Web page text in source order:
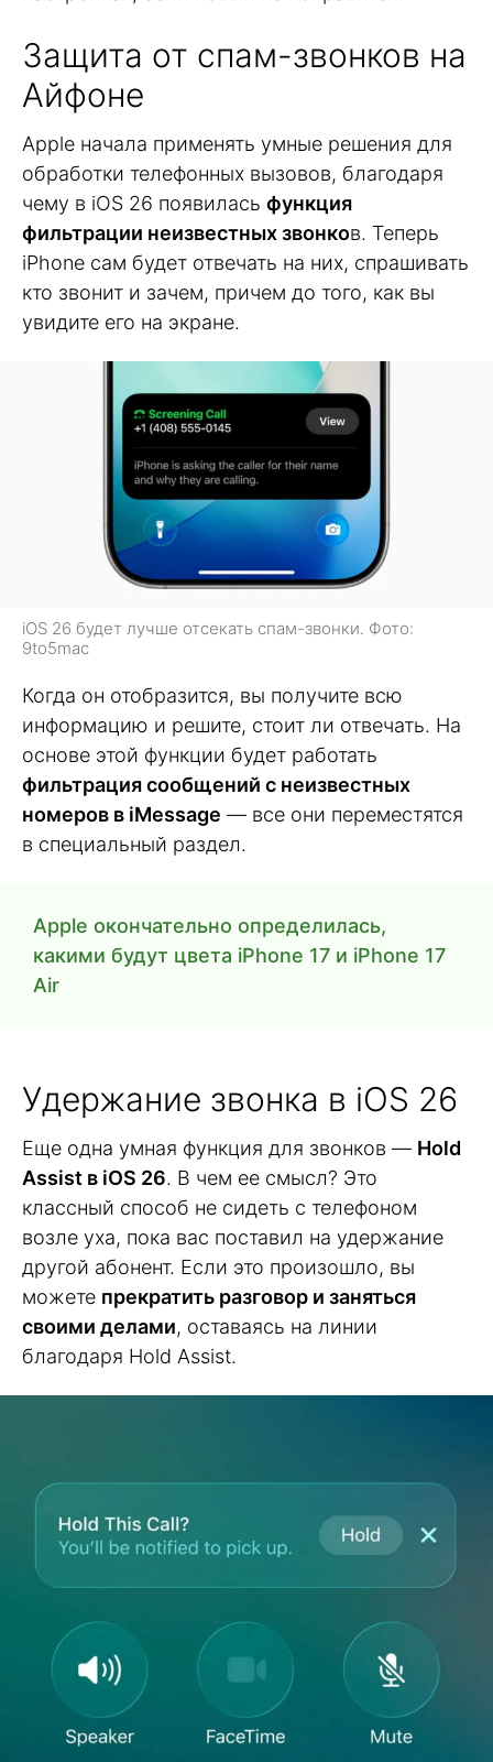
Защита от спам-звонков на
Айфоне
Apple начала применять умные решения для
обработки телефонных вызовов, благодаря
чему в iOS 26 появилась функция
фильтрации неизвестных звонков. Теперь
iPhone сам будет отвечать на них, спрашивать
кто звонит и зачем, причем до того, как вы
увидите его на экране.
iOS 26 будет лучше отсекать спам-звонки. Фото:
9to5mac
Когда он отобразится, вы получите всю
информацию и решите, стоит ли отвечать. На
основе этой функции будет работать
фильтрация сообщений с неизвестных
номеров в iMessage — все они переместятся
в специальный раздел.
Apple окончательно определилась,
какими будут цвета iPhone 17 и iPhone 17
Air
Удержание звонка в iOS 26
Еще одна умная функция для звонков — Hold
Assist в iOS 26. В чем ее смысл? Это
классный способ не сидеть с телефоном
возле уха, пока вас поставил на удержание
другой абонент. Если это произошло, вы
можете прекратить разговор и заняться
своими делами, оставаясь на линии
благодаря Hold Assist.